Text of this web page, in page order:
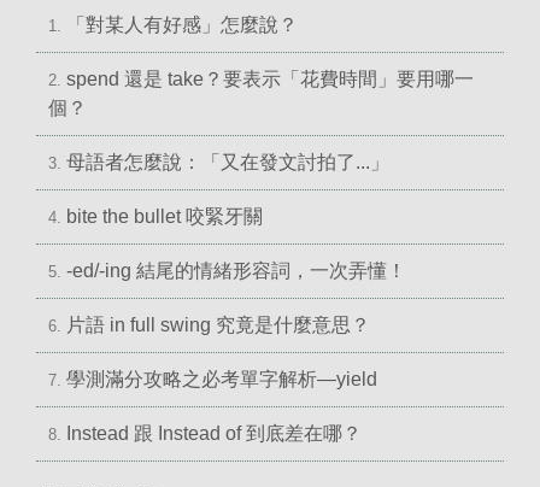
1. 「對某人有好感」怎麼說？
2. spend 還是 take？要表示「花費時間」要用哪一
個？
3. 母語者怎麼說：「又在發文討拍了...」
4. bite the bullet 咬緊牙關
5. -ed/-ing 結尾的情緒形容詞，一次弄懂！
6. 片語 in full swing 究竟是什麼意思？
7. 學測滿分攻略之必考單字解析—yield
8. Instead 跟 Instead of 到底差在哪？